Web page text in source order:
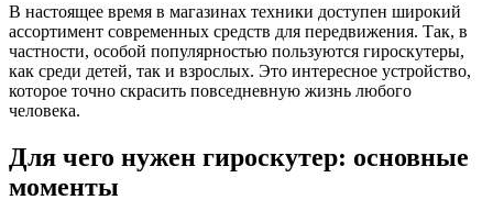
В настоящее время в магазинах техники доступен широкий
ассортимент современных средств для передвижения. Так, в
частности, особой популярностью пользуются гироскутеры,
как среди детей, так и взрослых. Это интересное устройство,
которое точно скрасить повседневную жизнь любого
человека.
Для чего нужен гироскутер: основные
моменты